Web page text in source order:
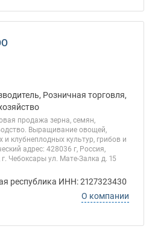
Розничная торговля,
продажа зерна, семян,
Выращивание овощей,
и клубнеплодных культур, грибов и
адрес: 428036 г, Россия,
Чебоксары ул. Мате-Залка д. 15
республика ИНН: 2127323430
О компании